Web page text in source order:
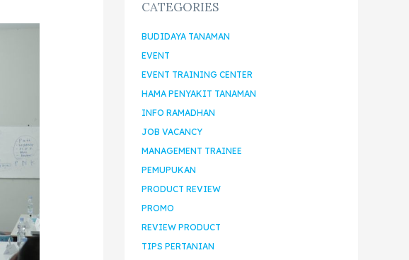
CATEGORIES
BUDIDAYA TANAMAN
EVENT
EVENT TRAINING CENTER
HAMA PENYAKIT TANAMAN
INFO RAMADHAN
JOB VACANCY
MANAGEMENT TRAINEE
PEMUPUKAN
PRODUCT REVIEW
PROMO
REVIEW PRODUCT
TIPS PERTANIAN